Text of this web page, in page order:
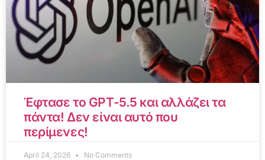
Έφτασε το GPT-5.5 και αλλάζει τα
πάντα! Δεν είναι αυτό που
περίμενες!
April 24, 2026 No Comments